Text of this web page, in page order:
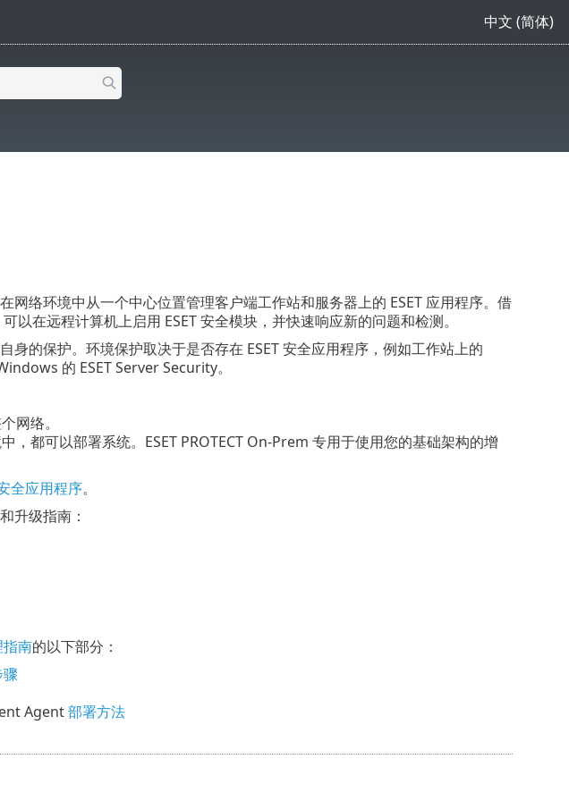
中文 (简体)
网络环境中从一个中心位置管理客户端工作站和服务器上的 ESET 应用程序。借
以在远程计算机上启用 ESET 安全模块，并快速响应新的问题和检测。
身的保护。环境保护取决于是否存在 ESET 安全应用程序，例如工作站上的
的 ESET Server Security。
网络。
，都可以部署系统。ESET PROTECT On-Prem 专用于使用您的基础架构的增
全应用程序。
升级指南：
南的以下部分：
Agent部署方法